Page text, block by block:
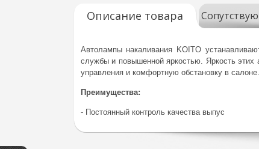
Описание товара
Автолампы накаливания KOITO
службы и повышенной яркостью. Яркость этих
управления и комфортную обстановку в салоне.
Преимущества:
- Постоянный контроль качества выпус